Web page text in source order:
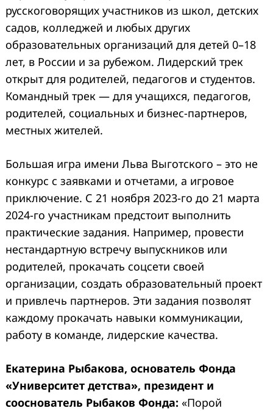
русскоговорящих участников из школ, детских
садов, колледжей и любых других
образовательных организаций для детей 0–18
лет, в России и за рубежом. Лидерский трек
открыт для родителей, педагогов и студентов.
Командный трек — для учащихся, педагогов,
родителей, социальных и бизнес-партнеров,
местных жителей.
Большая игра имени Льва Выготского – это не
конкурс с заявками и отчетами, а игровое
приключение. С 21 ноября 2023-го до 21 марта
2024-го участникам предстоит выполнить
практические задания. Например, провести
нестандартную встречу выпускников или
родителей, прокачать соцсети своей
организации, создать образовательный проект
и привлечь партнеров. Эти задания позволят
каждому прокачать навыки коммуникации,
работу в команде, лидерские качества.
Екатерина Рыбакова, основатель Фонда
«Университет детства», президент и
сооснователь Рыбаков Фонда: «Порой